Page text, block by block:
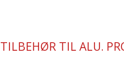
TILBEHØR TIL ALU.